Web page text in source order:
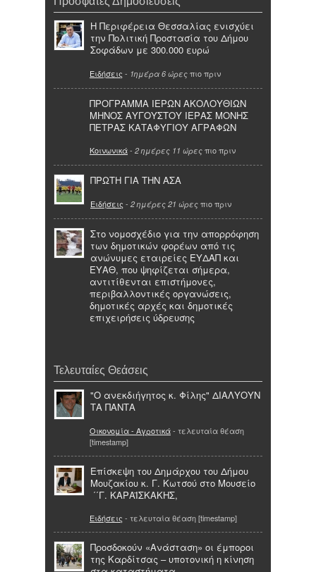
Η Περιφέρεια Θεσσαλίας ενισχύει
την Πολιτική Προστασία του Δήμου
Σοφάδων με 300.000 ευρώ
Ειδήσεις - 1ημέρα 6 ώρες πιο πριν
ΠΡΟΓΡΑΜΜΑ ΙΕΡΩΝ ΑΚΟΛΟΥΘΙΩΝ
ΜΗΝΟΣ ΑΥΓΟΥΣΤΟΥ ΙΕΡΑΣ ΜΟΝΗΣ
ΠΕΤΡΑΣ ΚΑΤΑΦΥΓΙΟΥ ΑΓΡΑΦΩΝ
Κοινωνικά- 2 ημέρες 11 ώρες πιο πριν
ΠΡΩΤΗ ΓΙΑ ΤΗΝ ΑΣΑ
Ειδήσεις - 2 ημέρες 21 ώρες πιο πριν
Στο νομοσχέδιο για την απορρόφηση
των δημοτικών φορέων από τις
ανώνυμες εταιρείες ΕΥΔΑΠ και
ΕΥΑΘ, που ψηφίζεται σήμερα,
αντιτίθενται επιστήμονες,
περιβαλλοντικές οργανώσεις,
δημοτικές αρχές και δημοτικές
επιχειρήσεις ύδρευσης
Τελευταίες Θεάσεις
"Ο ανεκδιήγητος κ. Φίλης" ΔΙΑΛΥΟΥΝ
ΤΑ ΠΑΝΤΑ
Οικονομία - Αγροτικά- τελευταία θέαση
[timestamp]
Επίσκεψη του Δημάρχου του Δήμου
Μουζακίου κ. Γ. Κωτσού στο Μουσείο
΄΄Γ. ΚΑΡΑΪΣΚΑΚΗΣ,
Ειδήσεις - τελευταία θέαση [timestamp]
Προσδοκούν «Ανάσταση» οι έμποροι
της Καρδίτσας – υποτονική η κίνηση